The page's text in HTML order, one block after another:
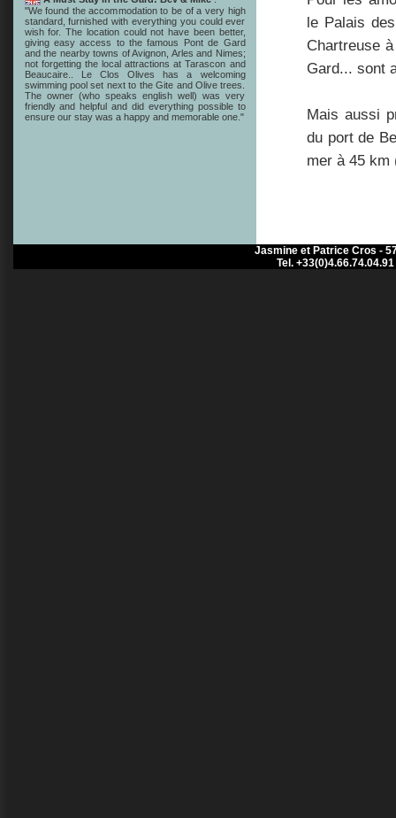
"We found the accommodation to be of a very high
standard, furnished with everything you could ever
wish for. The location could not have been better,
giving easy access to the famous Pont de Gard
and the nearby towns of Avignon, Arles and Nimes;
not forgetting the local attractions at Tarascon and
Beaucaire.. Le Clos Olives has a welcoming
swimming pool set next to the Gite and Olive trees.
The owner (who speaks english well) was very
friendly and helpful and did everything possible to
ensure our stay was a happy and memorable one."
le Palais
Chartreuse
Gard... sont
Mais aussi
du port de
mer à 45 km
Jasmine et Patrice Cros -
Tel.